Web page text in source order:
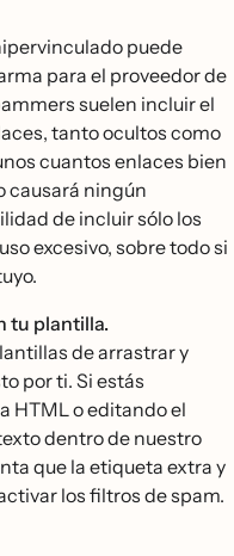
puede
para el proveedor de
suelen incluir el
tanto ocultos como
cuantos enlaces bien
causará ningún
de incluir sólo los
excesivo, sobre todo si
tu plantilla.
de arrastrar y
por ti. Si estás
HTML o editando el
dentro de nuestro
que la etiqueta extra y
los filtros de spam.